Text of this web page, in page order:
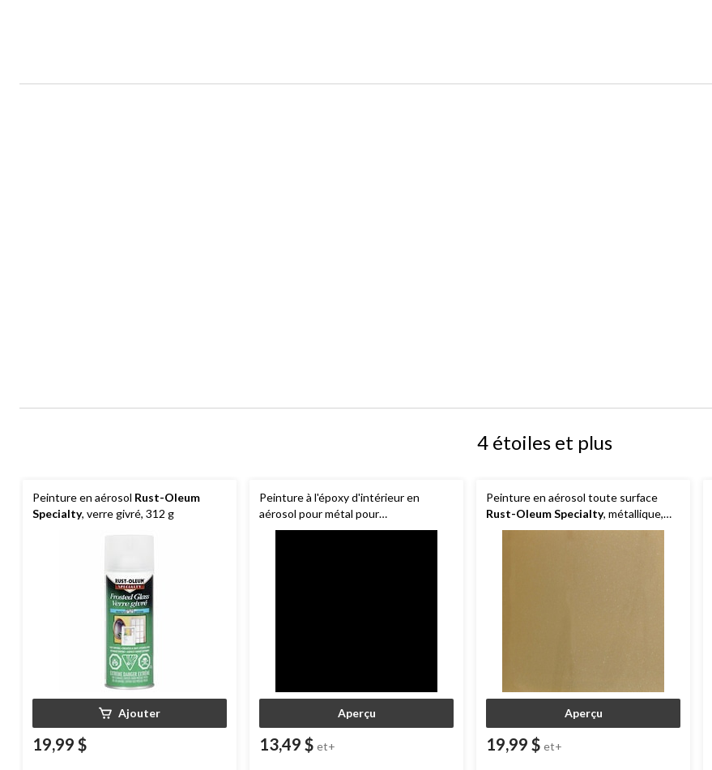
4 étoiles et plus
Peinture en aérosol Rust-Oleum
Specialty, verre givré, 312 g
Ajouter
19,99 $
Peinture à l'époxy d'intérieur en
aérosol pour métal pour
électroménagerRust-Oleum
Aperçu
13,49 $ et+
Peinture en aérosol toute surface
Rust-Oleum Specialty, métallique,
312 g
Aperçu
19,99 $ et+